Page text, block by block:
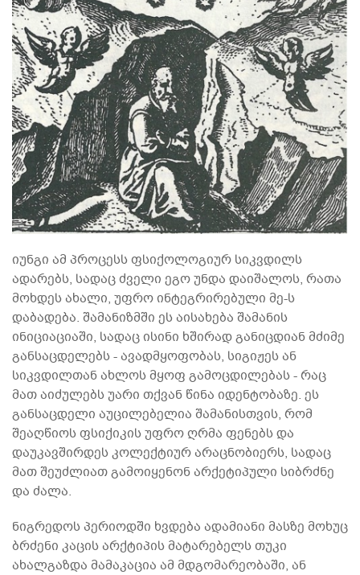
იუნგი ამ პროცესს ფსიქოლოგიურ სიკვდილს
ადარებს, სადაც ძველი ეგო უნდა დაიშალოს, რათა
მოხდეს ახალი, უფრო ინტეგრირებული მე-ს
დაბადება. შამანიზმში ეს აისახება შამანის
ინიციაციაში, სადაც ისინი ხშირად განიცდიან მძიმე
განსაცდელებს - ავადმყოფობას, სიგიჟეს ან
სიკვდილთან ახლოს მყოფ გამოცდილებას - რაც
მათ აიძულებს უარი თქვან წინა იდენტობაზე. ეს
განსაცდელი აუცილებელია შამანისთვის, რომ
შეაღწიოს ფსიქიკის უფრო ღრმა ფენებს და
დაუკავშირდეს კოლექტიურ არაცნობიერს, სადაც
მათ შეუძლიათ გამოიყენონ არქეტიპული სიბრძნე
და ძალა.
ნიგრედოს პერიოდში ხვდება ადამიანი მასზე მოხუც
ბრძენი კაცის არქტიპის მატარებელს თუკი
ახალგაზდა მამაკაცია ამ მდგომარეობაში, ან